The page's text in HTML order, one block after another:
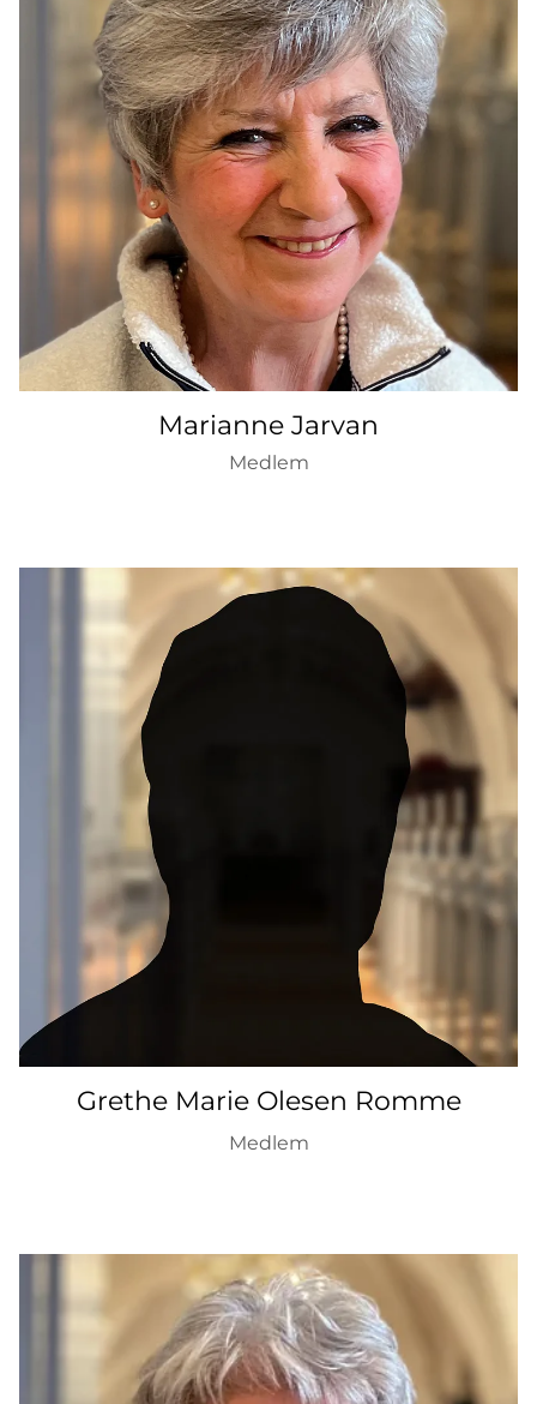
Marianne Jarvan
Medlem
Grethe Marie Olesen Romme
Medlem